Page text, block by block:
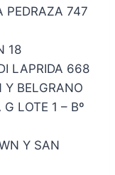
PEDRAZA 747
18
LAPRIDA 668
BELGRANO
LOTE 1 – Bº
Y SAN